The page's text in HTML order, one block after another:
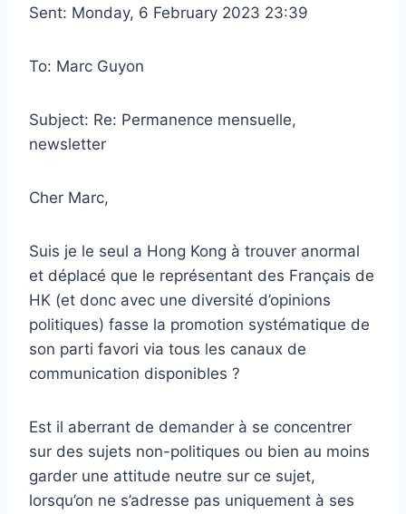
Sent: Monday, 6 February 2023 23:39
To: Marc Guyon
Subject: Re: Permanence mensuelle,
newsletter
Cher Marc,
Suis je le seul a Hong Kong à trouver anormal
et déplacé que le représentant des Français de
HK (et donc avec une diversité d’opinions
politiques) fasse la promotion systématique de
son parti favori via tous les canaux de
communication disponibles ?
Est il aberrant de demander à se concentrer
sur des sujets non-politiques ou bien au moins
garder une attitude neutre sur ce sujet,
lorsqu’on ne s’adresse pas uniquement à ses